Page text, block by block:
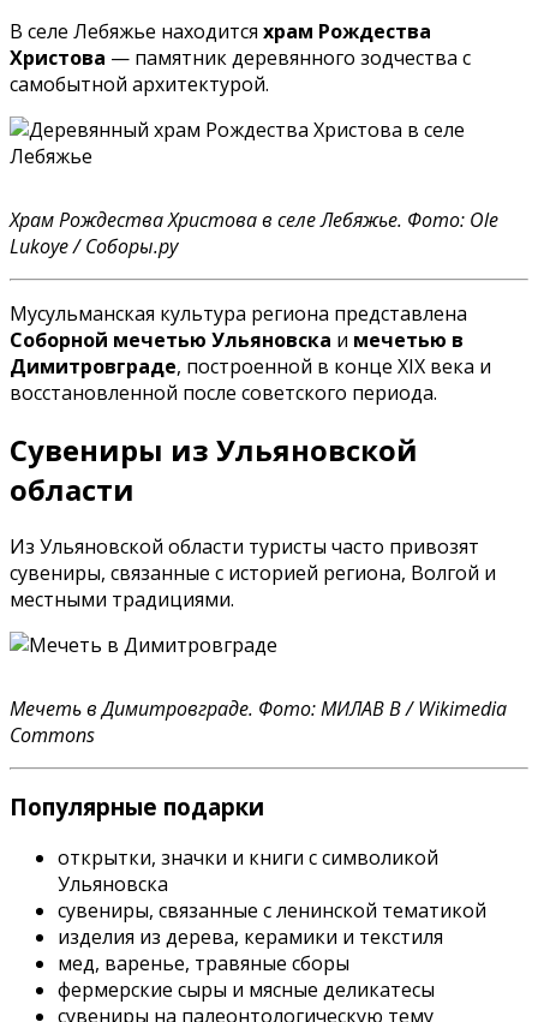
В селе Лебяжье находится храм Рождества
Христова — памятник деревянного зодчества с
самобытной архитектурой.
Храм Рождества Христова в селе Лебяжье. Фото: Ole
Lukoye / Соборы.ру
Мусульманская культура региона представлена
Соборной мечетью Ульяновска и мечетью в
Димитровграде, построенной в конце XIX века и
восстановленной после советского периода.
Сувениры из Ульяновской
области
Из Ульяновской области туристы часто привозят
сувениры, связанные с историей региона, Волгой и
местными традициями.
Мечеть в Димитровграде. Фото: МИЛАВ В / Wikimedia
Commons
Популярные подарки
открытки, значки и книги с символикой
Ульяновска
сувениры, связанные с ленинской тематикой
изделия из дерева, керамики и текстиля
мед, варенье, травяные сборы
фермерские сыры и мясные деликатесы
сувениры на палеонтологическую тему